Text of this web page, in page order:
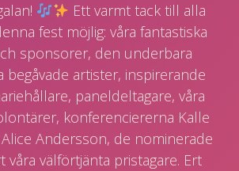
Ett varmt tack till alla
fest möjlig: våra fantastiska
sponsorer, den underbara
begåvade artister, inspirerande
paneldeltagare, våra
konferenciererna Kalle
Andersson, de nominerade
våra välförtjänta pristagare. Ert